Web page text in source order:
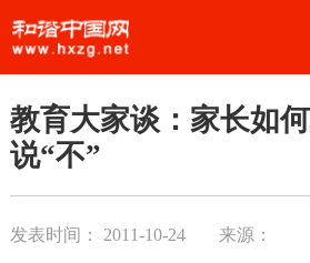
教育大家谈：家长如
说“不”
发表时间： 2011-10-24 来源：